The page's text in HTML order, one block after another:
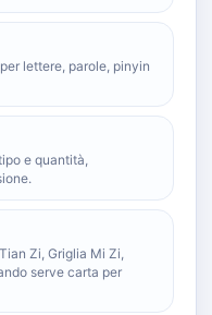
lettere, parole, pinyin
e quantità,
Zi, Griglia Mi Zi,
serve carta per